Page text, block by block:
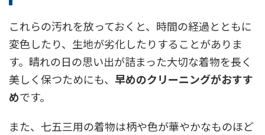
これらの汚れを放っておくと、時間の経過とともに
変色したり、生地が劣化したりすることがありま
す。晴れの日の思い出が詰まった大切な着物を長く
美しく保つためにも、 早めのクリーニングがおすす
めです。
また、七五三用の着物は柄や色が華やかなものほど